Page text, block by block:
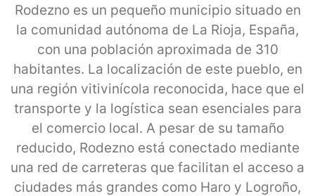
Rodezno es un pequeño municipio situado en
la comunidad autónoma de La Rioja, España,
con una población aproximada de 310
habitantes. La localización de este pueblo, en
una región vitivinícola reconocida, hace que el
transporte y la logística sean esenciales para
el comercio local. A pesar de su tamaño
reducido, Rodezno está conectado mediante
una red de carreteras que facilitan el acceso a
ciudades más grandes como Haro y Logroño,